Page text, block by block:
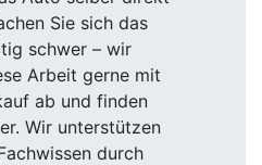
Sie sich das
schwer – wir
Arbeit gerne mit
ab und finden
Wir unterstützen
durch